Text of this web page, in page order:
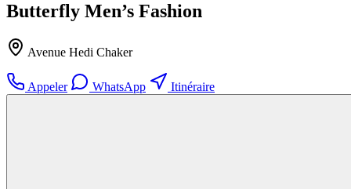
Butterfly Men’s Fashion
Avenue Hedi Chaker
Appeler WhatsApp Itinéraire